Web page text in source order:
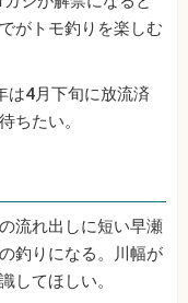
がトモ釣りを楽しむ
は4月下旬に放流済
ちたい。
流れ出しに短い早瀬
釣りになる。川幅が
してほしい。